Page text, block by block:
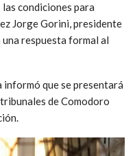
condiciones para
Jorge Gorini, presidente
respuesta formal al
que se presentará
de Comodoro